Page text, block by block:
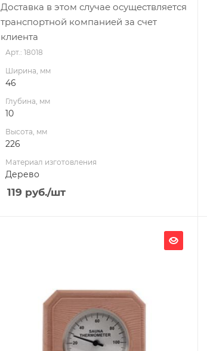
Доставка в этом случае осуществляется
транспортной компанией за счет
клиента
Арт.: 18018
Ширина, мм
46
Глубина, мм
10
Высота, мм
226
Материал изготовления
Дерево
119 руб./шт
Материал изготовления